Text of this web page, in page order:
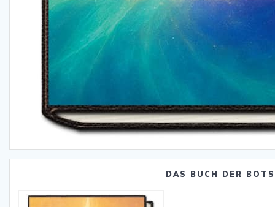
DAS BUCH DER